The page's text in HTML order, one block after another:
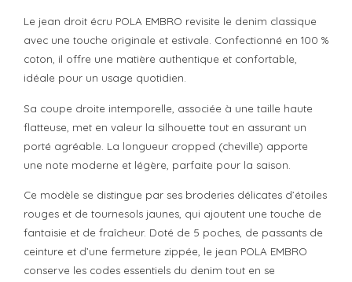
Le jean droit écru POLA EMBRO revisite le denim classique
avec une touche originale et estivale. Confectionné en 100 %
coton, il offre une matière authentique et confortable,
idéale pour un usage quotidien.
Sa coupe droite intemporelle, associée à une taille haute
flatteuse, met en valeur la silhouette tout en assurant un
porté agréable. La longueur cropped (cheville) apporte
une note moderne et légère, parfaite pour la saison.
Ce modèle se distingue par ses broderies délicates d’étoiles
rouges et de tournesols jaunes, qui ajoutent une touche de
fantaisie et de fraîcheur. Doté de 5 poches, de passants de
ceinture et d’une fermeture zippée, le jean POLA EMBRO
conserve les codes essentiels du denim tout en se